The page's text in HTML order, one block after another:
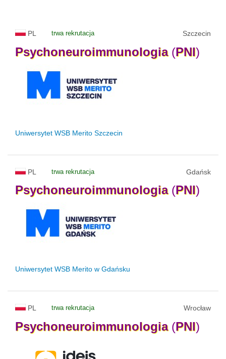
PL trwa rekrutacja Szczecin
Psychoneuroimmunologia(PNI)
Uniwersytet WSB Merito Szczecin
PL trwa rekrutacja Gdańsk
Psychoneuroimmunologia(PNI)
Uniwersytet WSB Merito w Gdańsku
PL trwa rekrutacja Wrocław
Psychoneuroimmunologia(PNI)